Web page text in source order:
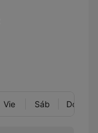
Vie Sáb Dom